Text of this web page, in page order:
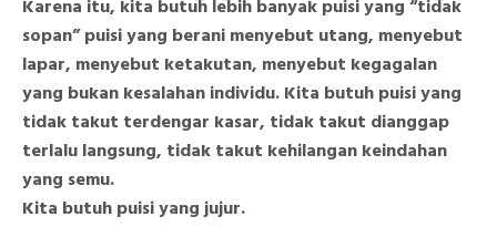
Karena itu, kita butuh lebih banyak puisi yang “tidak
sopan” puisi yang berani menyebut utang, menyebut
lapar, menyebut ketakutan, menyebut kegagalan
yang bukan kesalahan individu. Kita butuh puisi yang
tidak takut terdengar kasar, tidak takut dianggap
terlalu langsung, tidak takut kehilangan keindahan
yang semu.
Kita butuh puisi yang jujur.